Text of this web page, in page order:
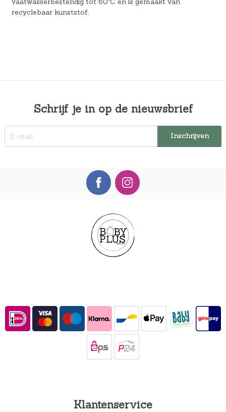
recyclebaar kunststof.
Schrijf je in op de nieuwsbrief
Klantenservice